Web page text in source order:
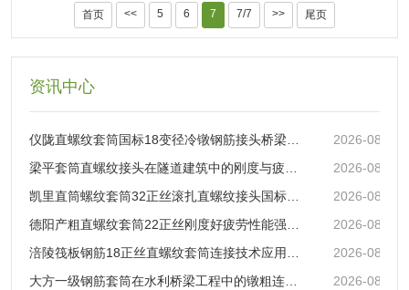
筑、基础设施建设等行业对钢材
需求旺盛，推动钢材价格上涨；
球经济增长较快的阶段，如新兴
的需求大增，拉动价格上升。 铁
重要驱动力。铁矿石作为炼钢的
主要原料，其价格受全球供需关
等因素影响。当铁矿石供应紧
张...
于建筑技术先进，对正反丝套筒
的质量与性能要求极高。近年
功能的正反丝套筒受到欧洲建筑
势。 在亚洲市场，中国、印度等
人口大国基础设施建设规模庞
大。由于国内部分高端产品供应
不足，...
首页 << 5 6 7 7/7 >> 尾页
资讯中心
2026-08-03
2026-08-03
2026-08-03
2026-08-03
2026-08-03
2026-08-02